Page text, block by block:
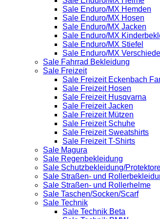
Sale Enduro/MX Hemden
Sale Enduro/MX Hosen
Sale Enduro/MX Jacken
Sale Enduro/MX
Sale Enduro/MX Stiefel
Sale Enduro/MX
Sale Fahrrad Bekleidung
Sale Freizeit
Sale Freizeit Eckenbach
Sale Freizeit Hosen
Sale Freizeit Husqvarna
Sale Freizeit Jacken
Sale Freizeit Mützen
Sale Freizeit Schuhe
Sale Freizeit Sweatshirts
Sale Freizeit T-Shirts
Sale Magura
Sale Regenbekleidung
Sale Schutzbekleidung/
Sale Straßen- und
Sale Straßen- und Rollerhelme
Sale Taschen/Socken/Scarf
Sale Technik
Sale Technik Beta